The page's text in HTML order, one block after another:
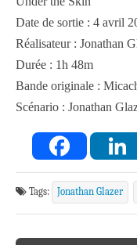
Date de sortie : 4 avril
Réalisateur : Jonathan
Durée : 1h 48m
Bande originale :
Scénario : Jonathan
Tags: Jonathan Glazer